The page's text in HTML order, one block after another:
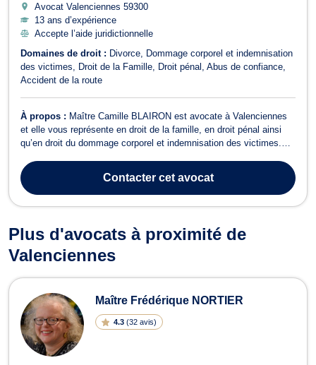
Avocat Valenciennes 59300
13 ans d’expérience
Accepte l’aide juridictionnelle
Domaines de droit : Divorce
Dommage corporel et indemnisation
des victimes
Droit de la Famille Droit pénal
Abus de confiance
Accident de la route
À propos : Maître Camille BLAIRON est avocate à Valenciennes
et elle vous représente en droit de la famille, en droit pénal ainsi
qu’en droit du dommage corporel et indemnisation des victimes.
vous conseiller et vous assister lors des procédures de divorce, de
séparatio...
Contactercet avocat
Plus d'avocats à proximité de
Valenciennes
Maître Frédérique NORTIER
4.3 (32 avis)